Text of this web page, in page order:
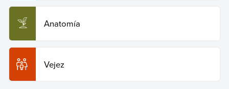
Anatomía
Vejez